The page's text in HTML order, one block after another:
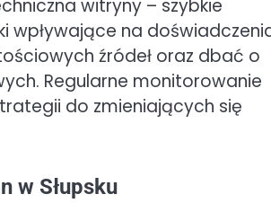
witryny – szybkie
wpływające na
źródeł oraz dbać o
Regularne monitorowanie
do zmieniających się
w Słupsku